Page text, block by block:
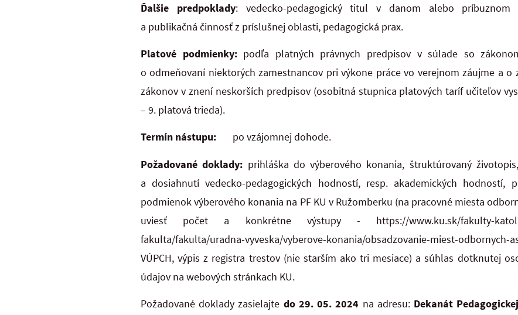
Ďalšie predpoklady: vedecko-pedagogický titul v danom alebo príbuznom
a publikačná činnosť z príslušnej oblasti, pedagogická prax.
Platové podmienky: podľa platných právnych predpisov v súlade so
o odmeňovaní niektorých zamestnancov pri výkone práce vo verejnom záujme a
zákonov v znení neskorších predpisov (osobitná stupnica platových taríf učiteľov
– 9. platová trieda).
Termín nástupu: po vzájomnej dohode.
Požadované doklady: prihláška do výberového konania, štruktúrovaný
a dosiahnutí vedecko-pedagogických hodností, resp. akademických hodností,
podmienok výberového konania na PF KU v Ružomberku (na pracovné miesta
uviesť počet a konkrétne výstupy - https://www.ku.sk/fakulty-
fakulta/fakulta/uradna-vyveska/vyberove-konania/obsadzovanie-miest-odbornych-
VÚPCH, výpis z registra trestov (nie starším ako tri mesiace) a súhlas dotknutej
údajov na webových stránkach KU.
Požadované doklady zasielajte do 29. 05. 2024 na adresu: Dekanát